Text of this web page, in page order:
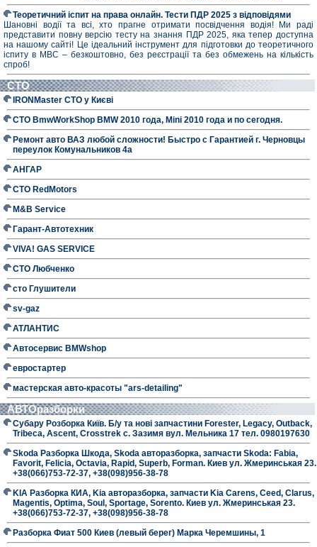
Теоретичний іспит на права онлайн. Тести ПДР 2025 з відповідями
Шановні водії та всі, хто прагне отримати посвідчення водія! Ми раді
представити повну версію тесту на знання ПДР 2025, яка тепер доступна
на нашому сайті! Це ідеальний інструмент для підготовки до теоретичного
іспиту в МВС – безкоштовно, без реєстрації та без обмежень на кількість
спроб!
СТО
IRONMaster СТО у Києві
СТО BmwWorkShop BMW 2010 года, Mini 2010 года и по сегодня.
Ремонт авто ВАЗ любой сложности! Быстро с Гарантией г. Черновцы
переулок Комунальников 4а
АНГАР
СТО RedMotors
M&B Service
Гарант-Автотехник
VIVA! GAS SERVICE
СТО Любченко
сто Глушители
sv-gaz
АТЛАНТИС
Автосервис BMWshop
евростартер
мастерская авто-красоты "ars-detailing"
АВТОразборки
Субару Розборка Київ. Б/у та нові запчастини Forester, Legacy, Outback,
Tribeca, Ascent, Crosstrek с. Зазимя вул. Мельника 17 тел. 0980197630
Skoda Разборка Шкода, Skoda авторазборка, запчасти Skoda: Fabia,
Favorit, Felicia, Octavia, Rapid, Superb, Forman. Киев ул. Жмеринськая 23.
+38(066)753-72-37, +38(098)956-38-78
KIA Разборка КИА, Kia авторазборка, запчасти Kia Carens, Ceed, Clarus,
Magentis, Optima, Soul, Sportage, Sorento. Киев ул. Жмеринськая 23.
+38(066)753-72-37, +38(098)956-38-78
Разборка Фиат 500 Киев (левый берег) Марка Черемшины, 1